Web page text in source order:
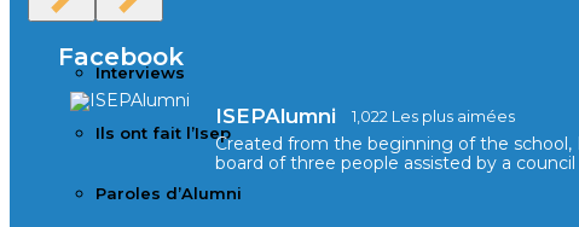
Clubs
Interviews
Ils ont fait l’Isep
Paroles d’Alumni
Facebook
ISEPAlumni 1,022 Les plus aimées
Created from the beginning of the
board of three people assisted by a council